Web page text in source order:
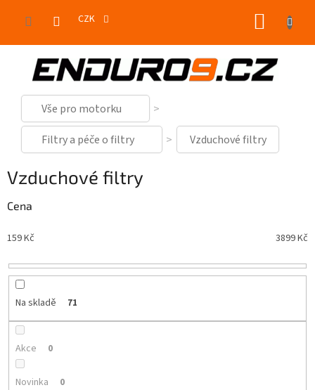
CZK
Vše pro motorku
Filtry a péče o filtry
Vzduchové filtry
Vzduchové filtry
Cena
159Kč 3899Kč
Na skladě 71
Akce 0
Novinka 0